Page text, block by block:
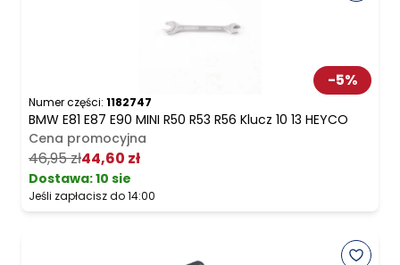
-5%
Numer części: 1182747
BMW E81 E87 E90 MINI R50 R53 R56 Klucz 10 13 HEYCO
Cena promocyjna
46,95 zł44,60 zł
Dostawa:10 sie
Jeśli zapłacisz do 14:00